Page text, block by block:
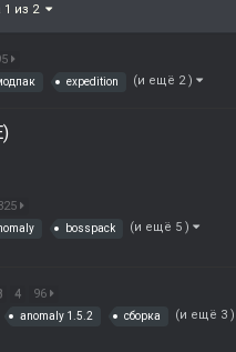
1 из 2
expedition (и ещё 2 )
bosspack (и ещё 5 )
4 96
anomaly 1.5.2 сборка (и ещё 3